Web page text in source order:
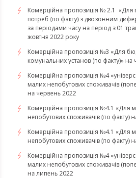
Комерційна пропозиція № 2.1 «Для
потреб (по факту) з двозонним
за періодами часу на період з 01
жовтня 2022 року
Комерційна пропозиція №3 «Для
комунальних установ (по факту)» на
Комерційна пропозиція №4
малих непобутових споживачів
на червень 2022
Комерційна пропозиція №4.1 «Для
непобутових споживачів (по факту)
Комерційна пропозиція №4.1 «Для
непобутових споживачів (по факту)
Комерційна пропозиція №4
малих непобутових споживачів
на липень 2022